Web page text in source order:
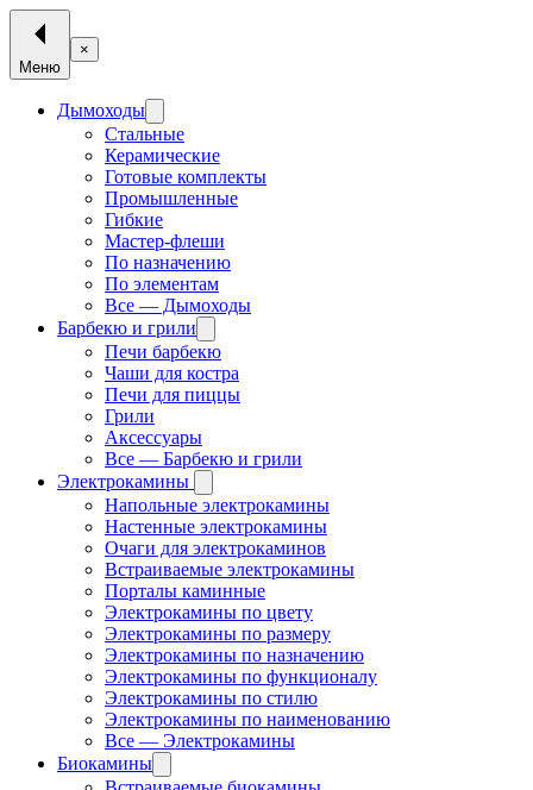
Меню
×
Дымоходы
Стальные
Керамические
Готовые комплекты
Промышленные
Гибкие
Мастер-флеши
По назначению
По элементам
Все — Дымоходы
Барбекю и грили
Печи барбекю
Чаши для костра
Печи для пиццы
Грили
Аксессуары
Все — Барбекю и грили
Электрокамины
Напольные электрокамины
Настенные электрокамины
Очаги для электрокаминов
Встраиваемые электрокамины
Порталы каминные
Электрокамины по цвету
Электрокамины по размеру
Электрокамины по назначению
Электрокамины по функционалу
Электрокамины по стилю
Электрокамины по наименованию
Все — Электрокамины
Биокамины